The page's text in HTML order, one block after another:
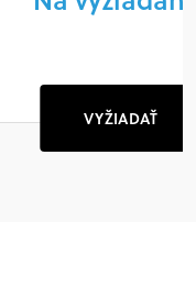
VYŽIADAŤ